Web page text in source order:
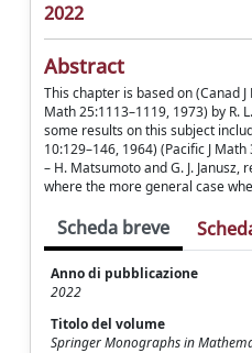
2022
Abstract
This chapter is based on (Canad
Math 25:1113–1119, 1973) by R.
some results on this subject
10:129–146, 1964) (Pacific J
– H. Matsumoto and G. J. Janusz,
where the more general case
Scheda breve
Anno di pubblicazione
2022
Titolo del volume
Springer Monographs in